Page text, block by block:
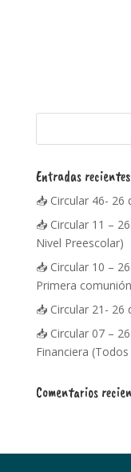
Entradas recientes
📥 Circular 46- 26
📥 Circular 11 –
Nivel Preescolar)
📥 Circular 10 –
Primera
📥 Circular 21- 26
📥 Circular 07 –
Financiera
Comentarios